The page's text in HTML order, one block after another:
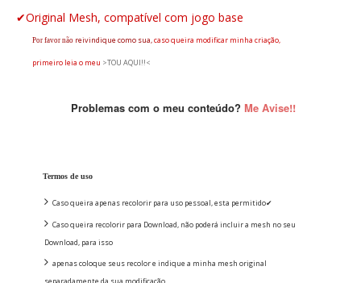
✔Original Mesh, compatível com jogo base
Por favor não reivindiquecomo sua,caso queira modificar minha criação,
primeiro leia o meu >TOU AQUI!!<
Problemas com o meu conteúdo? Me Avise!!
Termos de uso
Caso queira apenas recolorir para uso pessoal, esta permitido✔
Caso queira recolorir para Download, não poderá incluir a mesh no seu
Download, para isso
apenas coloque seus recolor e indique a minha mesh original